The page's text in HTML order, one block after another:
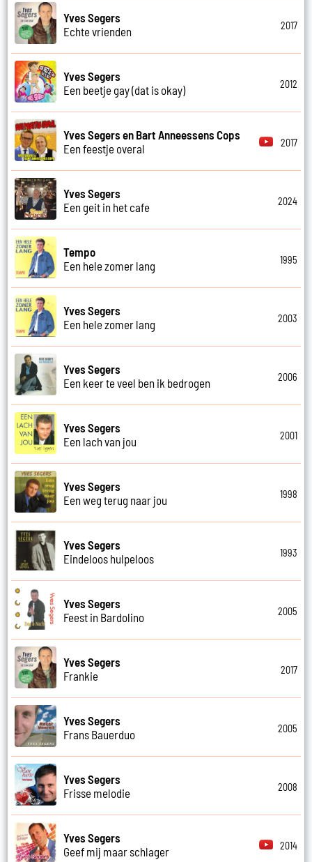
Yves Segers
Echte vrienden
2017
Yves Segers
Een beetje gay (dat is okay)
2012
Yves Segers en Bart Anneessens Cops
Een feestje overal
2017
Yves Segers
Een geit in het cafe
2024
Tempo
Een hele zomer lang
1995
Yves Segers
Een hele zomer lang
2003
Yves Segers
Een keer te veel ben ik bedrogen
2006
Yves Segers
Een lach van jou
2001
Yves Segers
Een weg terug naar jou
1998
Yves Segers
Eindeloos hulpeloos
1993
Yves Segers
Feest in Bardolino
2005
Yves Segers
Frankie
2017
Yves Segers
Frans Bauerduo
2005
Yves Segers
Frisse melodie
2008
Yves Segers
Geef mij maar schlager
2014